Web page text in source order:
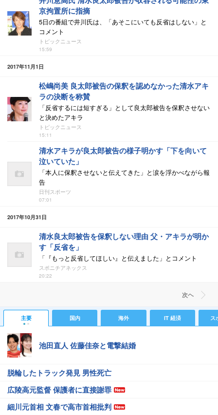
京拘置所に指摘
5日の番組で井川氏は、「あそこにいても反省はしない」と
コメント
トピックニュース
15:59
2017年11月1日
松嶋尚美 良太郎被告の保釈を認めなかった清水アキ
ラの決断を称賛
「反省するには短すぎる」として良太郎被告を保釈させない
と決めたアキラ
トピックニュース
15:11
清水アキラが良太郎被告の様子明かす「下を向いて
泣いていた」
「本人に保釈させないと伝えてきた」と涙を浮かべながら報
告
日刊スポーツ
07:01
2017年10月31日
清水良太郎被告を保釈しない理由 父・アキラが明か
す「反省を」
「『もっと反省してほしい』と伝えました」とコメント
スポニチアネックス
20:22
次ヘ
主要 国内 海外 IT 経済 ス
池田直人 佐藤佳奈と電撃結婚
脱輪したトラック発見 男性死亡
広陵高元監督 保護者に直接謝罪
細川元首相 文春で高市首相批判